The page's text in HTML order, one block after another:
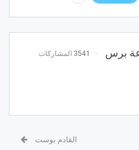
برس 3541 المشاركات
القادم بوست